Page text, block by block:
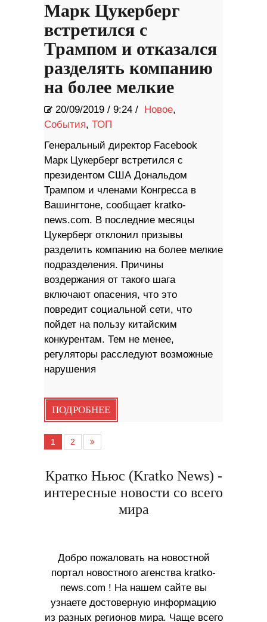
Марк Цукерберг
встретился с
Трампом и отказался
разделять компанию
на более мелкие
20/09/2019 / 9:24 / Новое,
События, ТОП
Генеральный директор Facebook
Марк Цукерберг встретился с
президентом США Дональдом
Трампом и членами Конгресса в
Вашингтоне, сообщает kratko-
news.com. В последние месяцы
Цукерберг отклонил призывы
разделить компанию на более мелкие
подразделения. Причины
воздержания от такого шага
включают опасения, что это
повредит социальной сети, что
пойдет на пользу китайским
конкурентам. Тем не менее,
регуляторы расследуют возможные
нарушения
ПОДРОБНЕЕ
1 2
Кратко Ньюс (Kratko News) -
интересные новости со всего
мира
Добро пожаловать на новостной
портал новостного агенства kratko-
news.com ! На нашем сайте вы
узнаете достоверную информацию
из разных регионов мира. Чаще всего